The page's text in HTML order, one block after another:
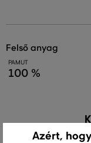
felső anyag
PAMUT
100 %
Azért,